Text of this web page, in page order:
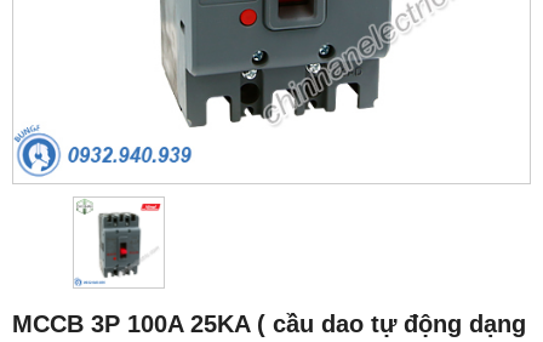
MCCB 3P 100A 25KA ( cầu dao tự động dạng